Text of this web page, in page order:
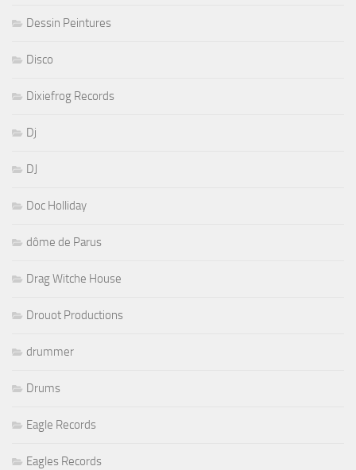
Dessin Peintures
Disco
Dixiefrog Records
Dj
DJ
Doc Holliday
dôme de Parus
Drag Witche House
Drouot Productions
drummer
Drums
Eagle Records
Eagles Records